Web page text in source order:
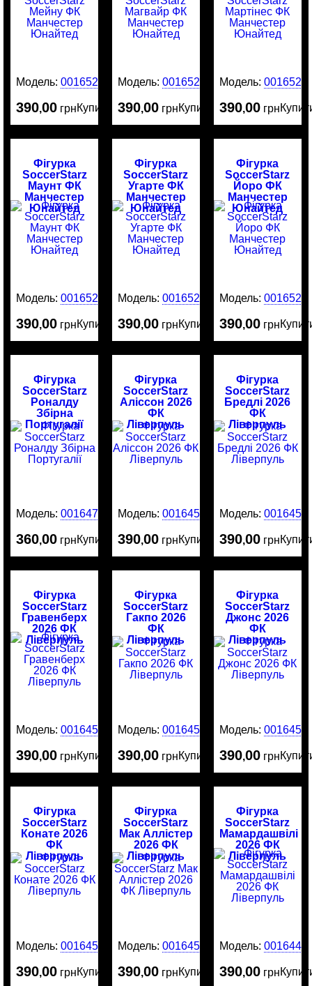
Модель:0016528
390,00 грнКупити
Модель:0016526
390,00 грнКупити
Модель: 0016525
390,00 грн
Фігурка
SoccerStarz
Маунт ФК
Манчестер
Юнайтед
Модель:0016524
390,00 грнКупити
Фігурка
SoccerStarz
Угарте ФК
Манчестер
Юнайтед
Модель:0016523
390,00 грнКупити
Фігурка
SoccerStarz
Йоро ФК
Манчестер
Юнайтед
Модель: 0016522
390,00 грн
Фігурка
SoccerStarz
Роналду
Збірна
Португалії
Модель:0016476
360,00 грнКупити
Фігурка
SoccerStarz
Аліссон 2026
ФК
Ліверпуль
Модель:0016456
390,00 грнКупити
Фігурка
SoccerStarz
Бредлі 2026
ФК
Ліверпуль
Модель: 0016455
390,00 грн
Фігурка
SoccerStarz
Гравенберх
2026 ФК
Ліверпуль
Модель:0016454
390,00 грнКупити
Фігурка
SoccerStarz
Гакпо 2026
ФК
Ліверпуль
Модель:0016453
390,00 грнКупити
Фігурка
SoccerStarz
Джонс 2026
ФК
Ліверпуль
Модель: 0016452
390,00 грн
Фігурка
SoccerStarz
Конате 2026
ФК
Ліверпуль
Модель:0016451
390,00 грнКупити
Фігурка
SoccerStarz
Мак Аллістер
2026 ФК
Ліверпуль
Модель:0016450
390,00 грнКупити
Фігурка
SoccerStarz
Мамардашвілі
2026 ФК
Ліверпуль
Модель: 0016449
390,00 грн